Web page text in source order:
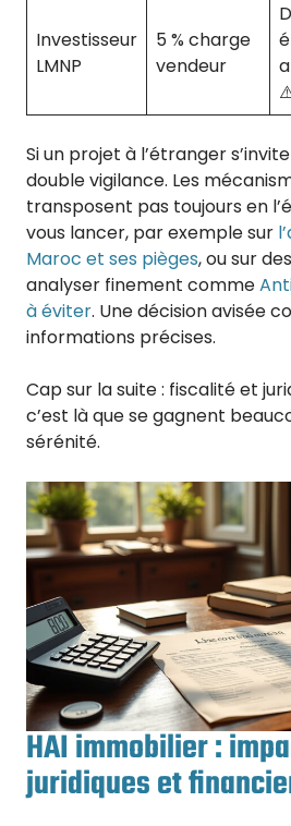
Investisseur
LMNP
5 % charge
vendeur
Si un projet à l’étranger
double vigilance. Les
transposent pas toujours en
vous lancer, par exemple sur
Maroc et ses pièges, ou sur
analyser finement comme
à éviter. Une décision avisée
informations précises.
Cap sur la suite : fiscalité et
c’est là que se gagnent
sérénité.
HAI immobilier :
juridiques et